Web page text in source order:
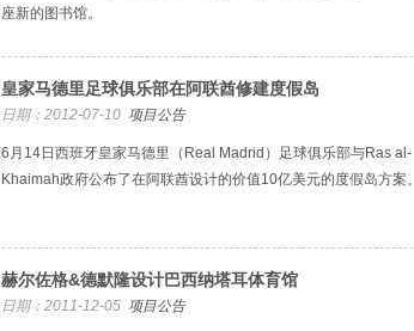
座新的图书馆。
皇家马德里足球俱乐部在阿联酋修建度假岛
日期：2012-07-10 项目公告
6月14日西班牙皇家马德里（Real Madrid）足球俱乐部与Ras al-
Khaimah政府公布了在阿联酋设计的价值10亿美元的度假岛方案。
赫尔佐格&德默隆设计巴西纳塔耳体育馆
日期：2011-12-05 项目公告